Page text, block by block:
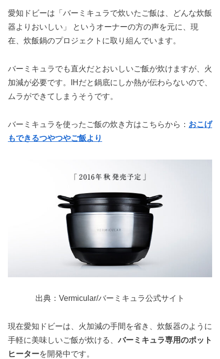
愛知ドビーは「バーミキュラで炊いたご飯は、どんな炊飯
器よりおいしい」 というオーナーの方の声を元に、現
在、炊飯鍋のプロジェクトに取り組んでいます。
バーミキュラでも直火だとおいしいご飯が炊けますが、火
加減が必要です。IHだと鍋底にしか熱が伝わらないので、
ムラができてしまうそうです。
バーミキュラを使ったご飯の炊き方はこちらから： おこげ
もできるつやつやご飯より
出典：Vermicular/バーミキュラ公式サイト
現在愛知ドビーは、火加減の手間を省き、炊飯器のように
手軽に美味しいご飯が炊ける、バーミキュラ専用のポット
ヒーターを開発中です。